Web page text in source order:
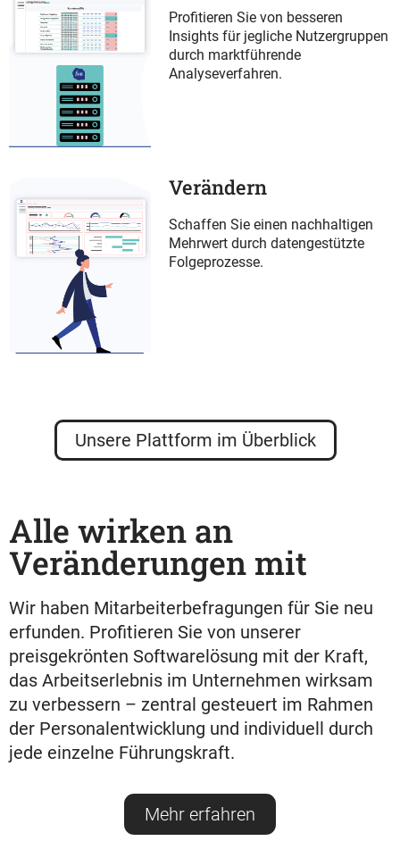
Profitieren Sie von besseren
Insights für jegliche Nutzergruppen
durch marktführende
Analyseverfahren.
Verändern
Schaffen Sie einen nachhaltigen
Mehrwert durch datengestützte
Folgeprozesse.
Unsere Plattform im Überblick
Alle wirken an
Veränderungen mit
Wir haben Mitarbeiterbefragungen für Sie neu
erfunden. Profitieren Sie von unserer
preisgekrönten Softwarelösung mit der Kraft,
das Arbeitserlebnis im Unternehmen wirksam
zu verbessern – zentral gesteuert im Rahmen
der Personalentwicklung und individuell durch
jede einzelne Führungskraft.
Mehr erfahren